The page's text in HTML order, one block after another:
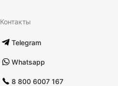
Контакты
Telegram
Whatsapp
8 800 6007 167